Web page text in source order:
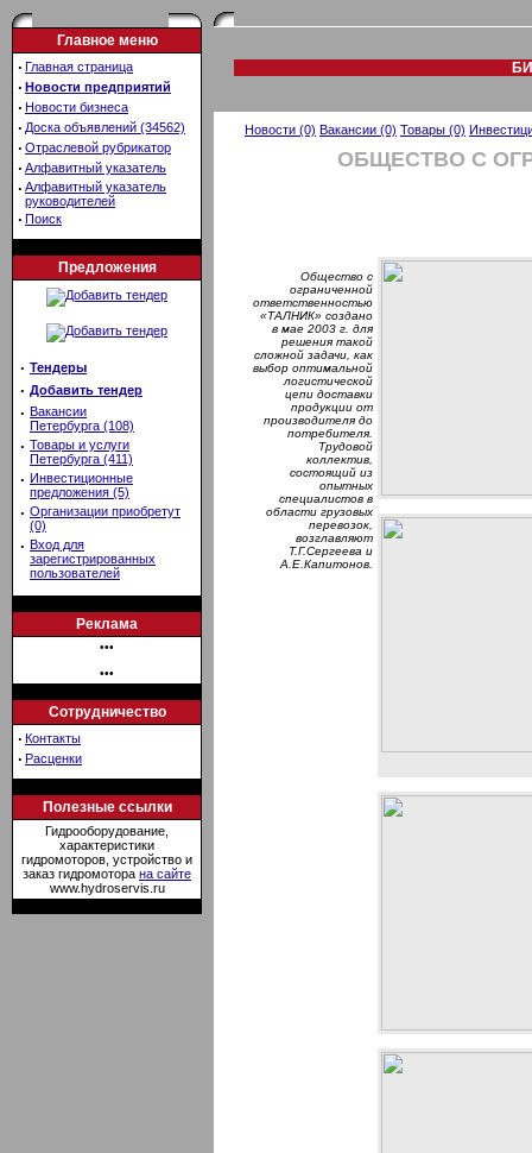
Главное меню
· Главная страница
· Новости предприятий
· Новости бизнеса
· Доска объявлений (34562)
· Отраслевой рубрикатор
· Алфавитный указатель
· Алфавитный указатель
руководителей
· Поиск
Предложения
· Тендеры
· Добавить тендер
· Вакансии
Петербурга (108)
· Товары и услуги
Петербурга (411)
· Инвестиционные
предложения (5)
· Организации приобретут
(0)
· Вход для
зарегистрированных
пользователей
Реклама
•••
•••
Сотрудничество
· Контакты
· Расценки
Полезные ссылки
Гидрооборудование,
характеристики
гидромоторов, устройство и
заказ гидромотора на сайте
www.hydroservis.ru
Новости (0) Вакансии (0) Товары (0)
ОБЩЕСТВО С
Общество с
ограниченной
ответственностью
«ТАЛНИК» создано
в мае 2003 г. для
решения такой
сложной задачи, как
выбор оптимальной
логистической
цепи доставки
продукции от
производителя до
потребителя.
Трудовой
коллектив,
состоящий из
опытных
специалистов в
области грузовых
перевозок,
возглавляют
Т.Г.Сергеева и
А.Е.Капитонов.